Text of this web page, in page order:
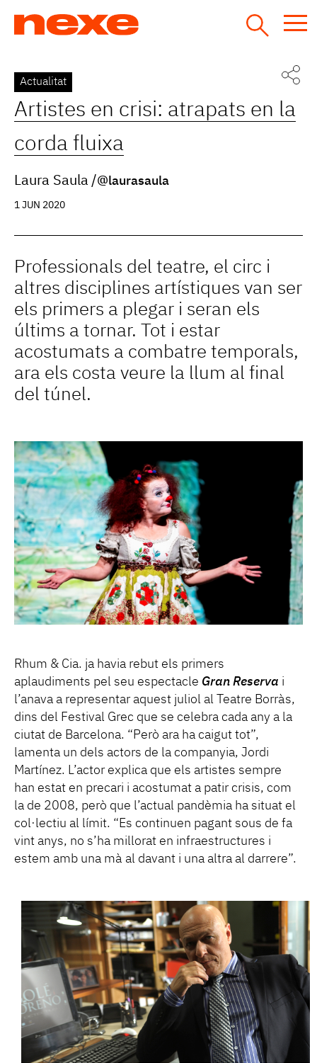
Back
to
top
Actualitat
Artistes en crisi: atrapats en la
corda fluixa
Laura Saula @laurasaula
1 JUN 2020
Professionals del teatre, el circ i
altres disciplines artístiques van ser
els primers a plegar i seran els
últims a tornar. Tot i estar
acostumats a combatre temporals,
ara els costa veure la llum al final
del túnel.
Rhum & Cia. ja havia rebut els primers
aplaudiments pel seu espectacle Gran Reserva i
l’anava a representar aquest juliol al Teatre Borràs,
dins del Festival Grec que se celebra cada any a la
ciutat de Barcelona. “Però ara ha caigut tot”,
lamenta un dels actors de la companyia, Jordi
Martínez. L’actor explica que els artistes sempre
han estat en precari i acostumat a patir crisis, com
la de 2008, però que l’actual pandèmia ha situat el
col·lectiu al límit. “Es continuen pagant sous de fa
vint anys, no s’ha millorat en infraestructures i
estem amb una mà al davant i una altra al darrere”.